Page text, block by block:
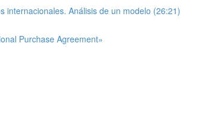
internacionales. Análisis de un modelo (26:21)
Purchase Agreement»